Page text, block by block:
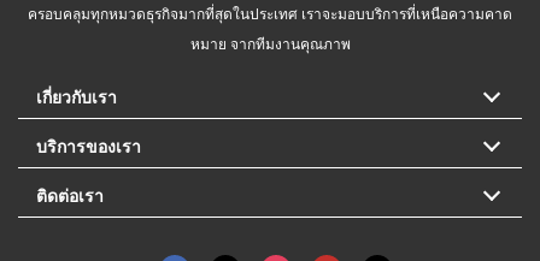
ครอบคลุมทุกหมวดธุรกิจมากที่สุดในประเทศ เราจะมอบบริการที่เหนือความคาด
หมาย จากทีมงานคุณภาพ
เกี่ยวกับเรา
บริการของเรา
ติดต่อเรา